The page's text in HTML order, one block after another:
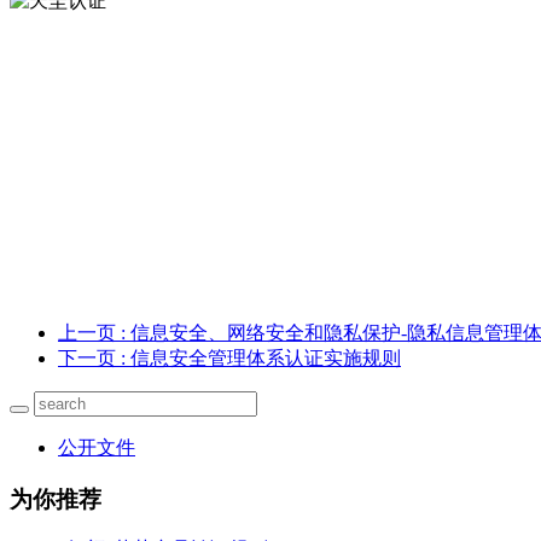
上一页 : 信息安全、网络安全和隐私保护-隐私信息管理
下一页 : 信息安全管理体系认证实施规则
公开文件
为你推荐